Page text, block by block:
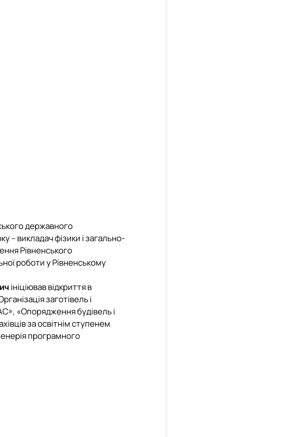
державного
– викладач фізики і загально-
Рівненського
роботи у Рівненському
ініціював відкриття в
заготівель і
«Опорядження будівель і
за освітнім ступенем
програмного